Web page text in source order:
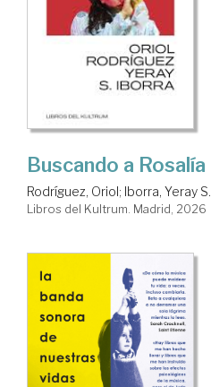
Buscando a Rosalía
Rodríguez, Oriol; Iborra, Yeray S.
Libros del Kultrum. Madrid, 2026